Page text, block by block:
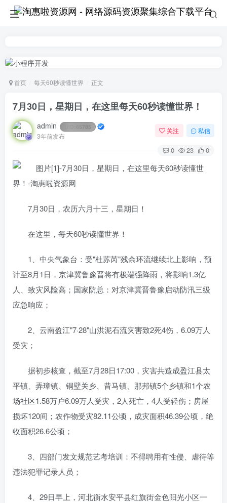
首页 每天60秒读懂世界 正文
7月30日，星期日，在这里每天60秒读懂世界！
admin 65785
3年前发布
关注 私信
0 23 0
7月30日，农历六月十三，星期日！
在这里，每天60秒读懂世界！
1、中央气象台：受"杜苏芮"残余环流继续北上影响，预
计至8月1日，京津冀鲁豫晋将有极端强降雨，将影响1.3亿
人、致灾风险高；国家防总：对京津冀晋鲁豫启动防汛三级
应急响应；
2、云南盈江"7·28"山洪泥石流灾害致2死4伤，6.09万人
受灾；
据初步核查，截至7月28日17:00，灾害共造成盈江县太
平镇、弄璋镇、铜壁关乡、昔马镇、那邦镇5个乡镇和1个农
场社区1.58万户6.09万人受灾，2人死亡，4人受轻伤；房屋
损坏120间；农作物受灾82.11公顷，成灾面积46.39公顷，绝
收面积26.6公顷；
3、四部门发文规范艺考培训：不得聘用有性侵、虐待等
违法犯罪记录人员；
4、29日早上，河北衡水安平县红旗街金色阳光小区一